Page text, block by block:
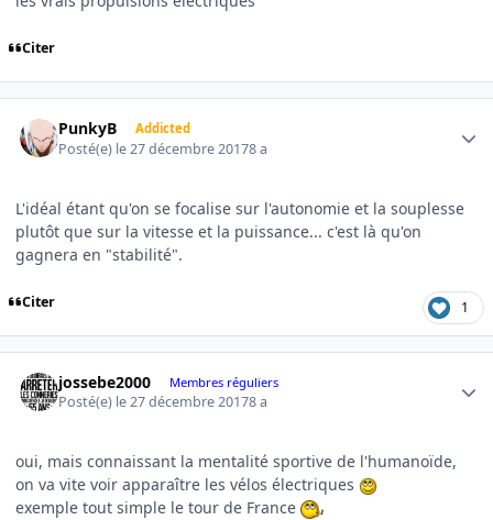
Citer
PunkyB Addicted
Posté(e) le 27 décembre 20178 a
L'idéal étant qu'on se focalise sur l'autonomie et la souplesse
plutôt que sur la vitesse et la puissance... c'est là qu'on
gagnera en "stabilité".
Citer 1
jossebe2000 Membres réguliers
Posté(e) le 27 décembre 20178 a
oui, mais connaissant la mentalité sportive de l'humanoïde,
on va vite voir apparaître les vélos électriques
exemple tout simple le tour de France